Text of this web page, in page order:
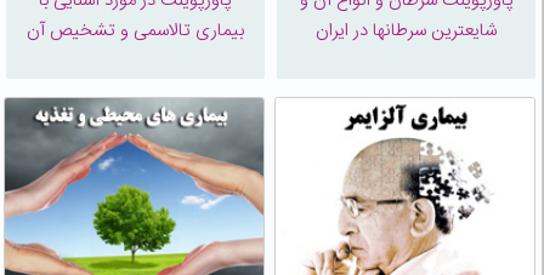
شایعترین سرطانها در ایران
بیماری تالاسمی و تشخیص آن